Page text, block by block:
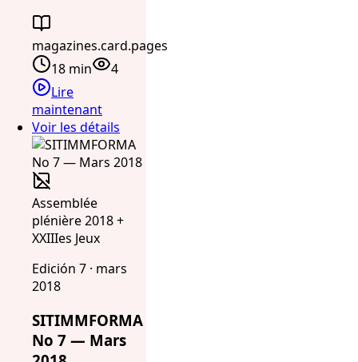
magazines.card.pages
18 min
4
Lire
maintenant
Voir les détails
Assemblée
plénière 2018 +
XXIIIes Jeux
Edición 7 · mars
2018
SITIMMFORMA
No 7 — Mars